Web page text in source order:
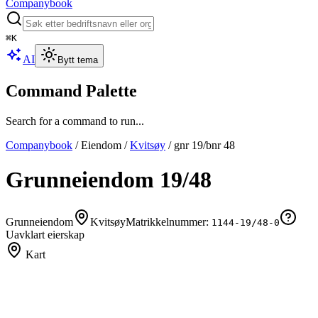
Companybook
⌘K
AI Bytt tema
Command Palette
Search for a command to run...
Companybook /Eiendom /Kvitsøy / gnr 19/bnr48
Grunneiendom 19/48
Grunneiendom KvitsøyMatrikkelnummer: 1144-19/48-0
Uavklart eierskap
Kart